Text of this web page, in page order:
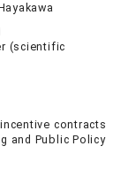
(scientific
contracts
and Public Policy